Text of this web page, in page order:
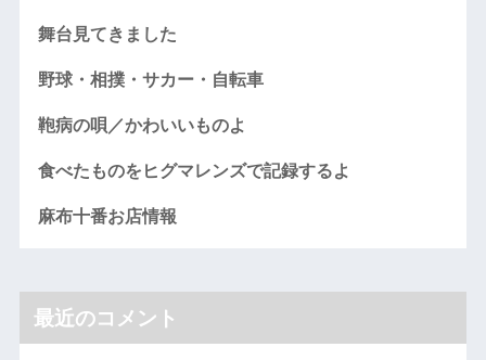
舞台見てきました
野球・相撲・サカー・自転車
鞄病の唄／かわいいものよ
食べたものをヒグマレンズで記録するよ
麻布十番お店情報
最近のコメント